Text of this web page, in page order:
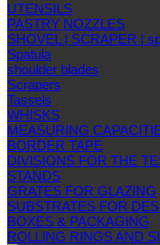
UTENSILS
PASTRY NOZZLES
SHOVEL | SCRAPER |
Spatula
shoulder blades
Scrapers
Tassels
WHISKS
MEASURING
BORDER TAPE
DIVISIONS FOR THE
STANDS
GRATES FOR GLAZING
SUBSTRATES FOR
BOXES & PACKAGING
ROLLING RINGS AND